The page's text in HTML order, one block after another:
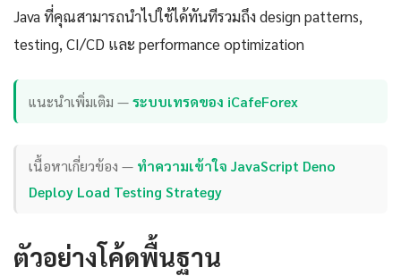
Java ที่คุณสามารถนำไปใช้ได้ทันทีรวมถึง design patterns,
testing, CI/CD และ performance optimization
แนะนำเพิ่มเติม —ระบบเทรดของ iCafeForex
เนื้อหาเกี่ยวข้อง — ทำความเข้าใจ JavaScript Deno
Deploy Load Testing Strategy
ตัวอย่างโค้ดพื้นฐาน